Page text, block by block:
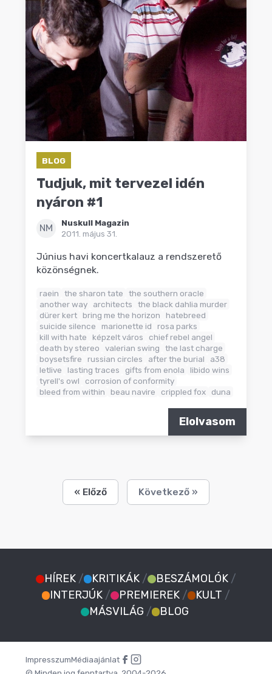
BLOG
Tudjuk, mit tervezel idén
nyáron #1
NM
Nuskull Magazin
2011. május 31.
Június havi koncertkalauz a rendszerető
közönségnek.
raein the sharon tate
the southern oracle
another way
architects
the black dahlia murder
dürer kert bring me the horizon
hatebreed
suicide silence
marionette id
rosa parks
kill with hate
képzelt város
chief rebel angel
death by stereo
valerian swing
the last charge
boysetsfire
russian circles after the burial
a38
letlive
lasting traces gifts from enola
libido wins
tyrell's owl
corrosion of conformity
bleed from within
beau navire crippled fox duna
Elolvasom
« Előző Következő »
HÍREK / KRITIKÁK / BESZÁMOLÓK /
INTERJÚK / PREMIEREK / KULT /
MÁSVILÁG / BLOG
ImpresszumMédiaajánlat